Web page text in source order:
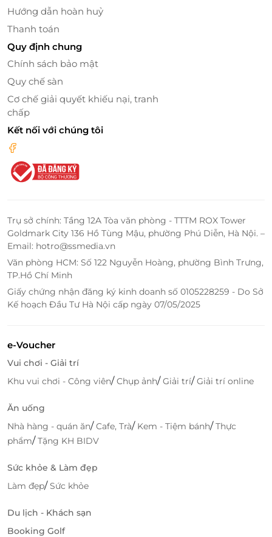
Hướng dẫn hoàn huỷ
Thanh toán
Quy định chung
Chính sách bảo mật
Quy chế sàn
Cơ chế giải quyết khiếu nại, tranh
chấp
Kết nối với chúng tôi
Trụ sở chính: Tầng 12A Tòa văn phòng - TTTM ROX Tower
Goldmark City 136 Hồ Tùng Mậu, phường Phú Diễn, Hà Nội. –
Email: hotro@ssmedia.vn
Văn phòng HCM: Số 122 Nguyễn Hoàng, phường Bình Trưng,
TP.Hồ Chí Minh
Giấy chứng nhận đăng ký kinh doanh số 0105228259 - Do Sở
Kế hoạch Đầu Tư Hà Nội cấp ngày 07/05/2025
e-Voucher
Vui chơi - Giải trí
Khu vui chơi - Công viên/Chụp ảnh/Giải trí/Giải trí online
Ăn uống
Nhà hàng - quán ăn/Cafe, Trà/ Kem - Tiệm bánh/Thực
phẩm/Tặng KH BIDV
Sức khỏe & Làm đẹp
Làm đẹp/Sức khỏe
Du lịch - Khách sạn
Booking Golf